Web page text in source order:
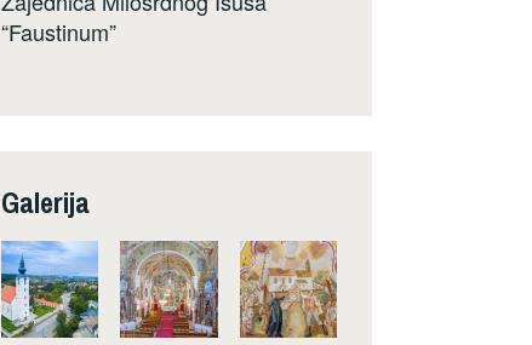
“Faustinum”
Galerija